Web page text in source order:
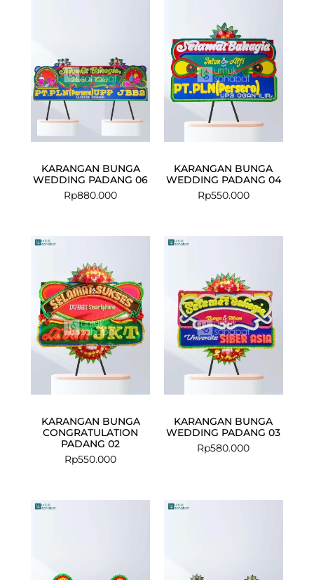
KARANGAN BUNGA
WEDDING PADANG 06
Rp880.000
KARANGAN BUNGA
WEDDING PADANG 04
Rp550.000
KARANGAN BUNGA
CONGRATULATION
PADANG 02
Rp550.000
KARANGAN BUNGA
WEDDING PADANG 03
Rp580.000